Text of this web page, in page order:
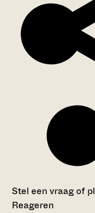
Stel een vraag of
Reageren